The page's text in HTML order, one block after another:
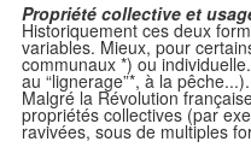
Propriété collective et
Historiquement ces deux
variables. Mieux, pour
communaux *) ou
au “lignerage”*, à la pêche...).
Malgré la Révolution
propriétés collectives (par
ravivées, sous de multiples